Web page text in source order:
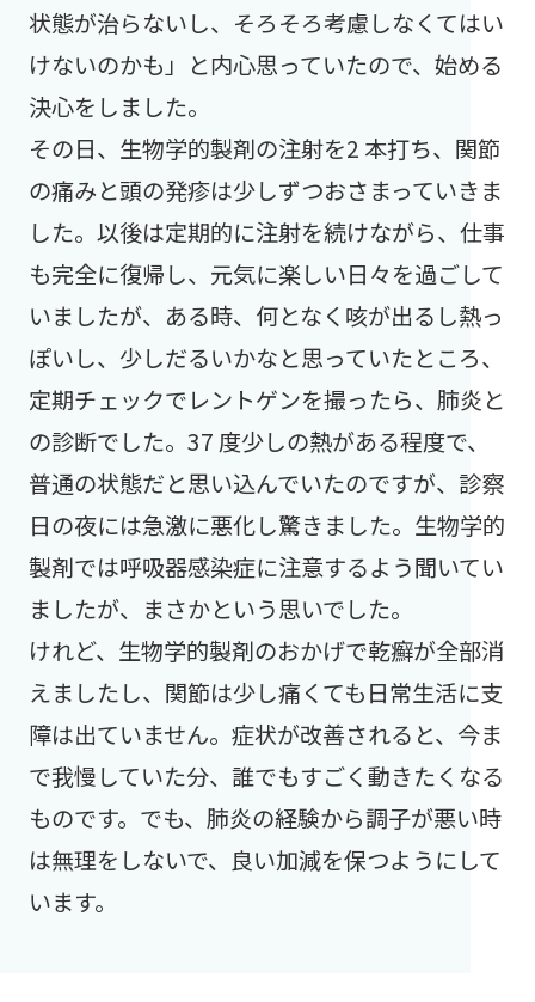
状態が治らないし、そろそろ考慮しなくてはい
けないのかも」と内心思っていたので、始める
決心をしました。
その日、生物学的製剤の注射を2 本打ち、関節
の痛みと頭の発疹は少しずつおさまっていきま
した。以後は定期的に注射を続けながら、仕事
も完全に復帰し、元気に楽しい日々を過ごして
いましたが、ある時、何となく咳が出るし熱っ
ぽいし、少しだるいかなと思っていたところ、
定期チェックでレントゲンを撮ったら、肺炎と
の診断でした。37 度少しの熱がある程度で、
普通の状態だと思い込んでいたのですが、診察
日の夜には急激に悪化し驚きました。生物学的
製剤では呼吸器感染症に注意するよう聞いてい
ましたが、まさかという思いでした。
けれど、生物学的製剤のおかげで乾癬が全部消
えましたし、関節は少し痛くても日常生活に支
障は出ていません。症状が改善されると、今ま
で我慢していた分、誰でもすごく動きたくなる
ものです。でも、肺炎の経験から調子が悪い時
は無理をしないで、良い加減を保つようにして
います。